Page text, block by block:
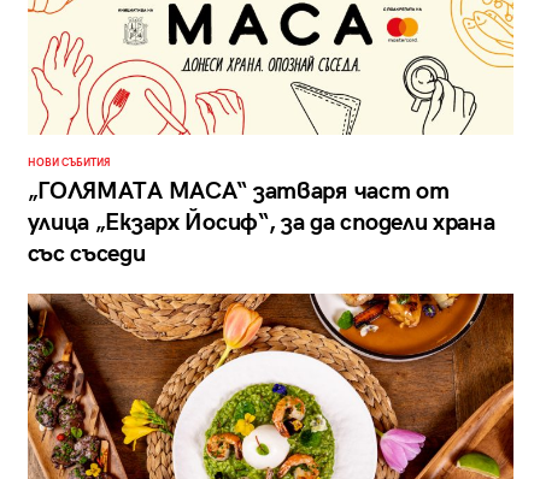
НОВИ СЪБИТИЯ
„ГОЛЯМАТА МАСА“ затваря част от
улица „Екзарх Йосиф“, за да сподели храна
със съседи